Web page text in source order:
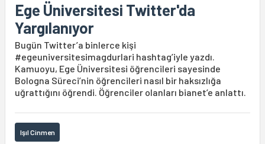
Ege Üniversitesi Twitter'da
Yargılanıyor
Bugün Twitter’a binlerce kişi
#egeuniversitesimagdurlari hashtag’iyle yazdı.
Kamuoyu, Ege Üniversitesi öğrencileri sayesinde
Bologna Süreci’nin öğrencileri nasıl bir haksızlığa
uğrattığını öğrendi. Öğrenciler olanları bianet’e anlattı.
Işıl Cinmen